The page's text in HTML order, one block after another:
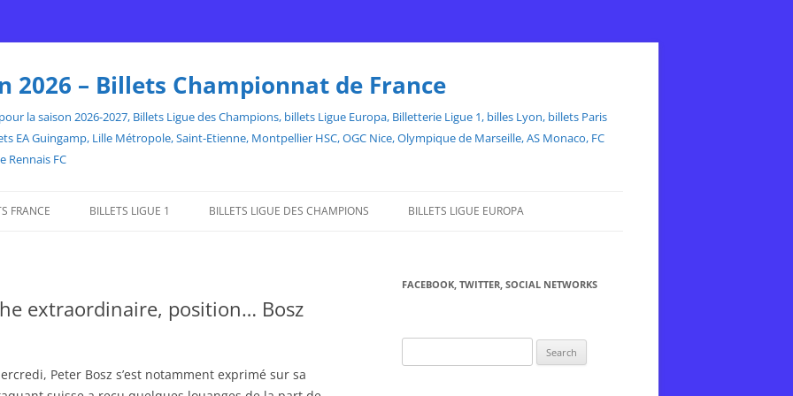
2026 – Billets Championnat de France
la saison 2026-2027, Billets Ligue des Champions, billets Ligue Europa, Billetterie Ligue 1, billes Lyon, billets Paris
EA Guingamp, Lille Métropole, Saint-Etienne, Montpellier HSC, OGC Nice, Olympique de Marseille, AS Monaco, FC
Rennais FC
FRANCE BILLETS LIGUE 1 BILLETS LIGUE DES CHAMPIONS BILLETS LIGUE EUROPA
extraordinaire, position… Bosz
Peter Bosz s’est notamment exprimé sur sa
FACEBOOK, TWITTER, SOCIAL NETWORKS
for: